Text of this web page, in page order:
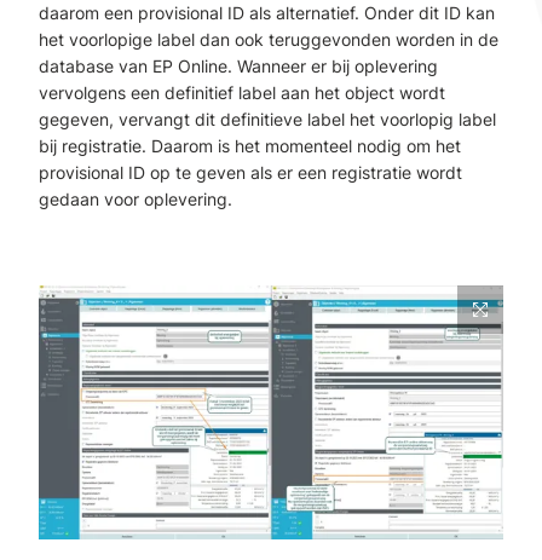
daarom een provisional ID als alternatief. Onder dit ID kan
het voorlopige label dan ook teruggevonden worden in de
database van EP Online. Wanneer er bij oplevering
vervolgens een definitief label aan het object wordt
gegeven, vervangt dit definitieve label het voorlopig label
bij registratie. Daarom is het momenteel nodig om het
provisional ID op te geven als er een registratie wordt
gedaan voor oplevering.